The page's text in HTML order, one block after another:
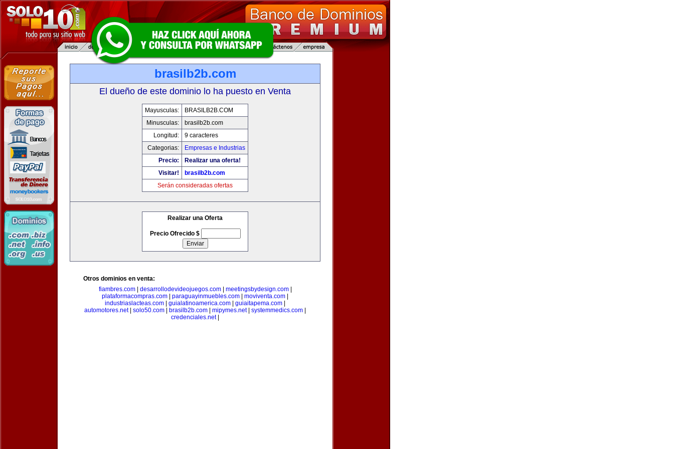
brasilb2b.com
El dueño de este dominio lo ha puesto en Venta
Mayusculas:
BRASILB2B.COM
Minusculas:
brasilb2b.com
Longitud:
9 caracteres
Categorias:
Empresas e Industrias
Precio:
Realizar una oferta!
Visitar!
brasilb2b.com
Serán consideradas ofertas
Realizar una Oferta
Precio Ofrecido $
Otros dominios en venta:
fiambres.com| desarrollodevideojuegos.com| meetingsbydesign.com|
plataformacompras.com
paraguayinmuebles.com moviventa.com
industriaslacteas.com
guialatinoamerica.com guiaitapema.com
automotores.net| solo50.com brasilb2b.com mipymes.net| systemmedics.com
credenciales.net|